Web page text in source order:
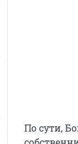
По сути,